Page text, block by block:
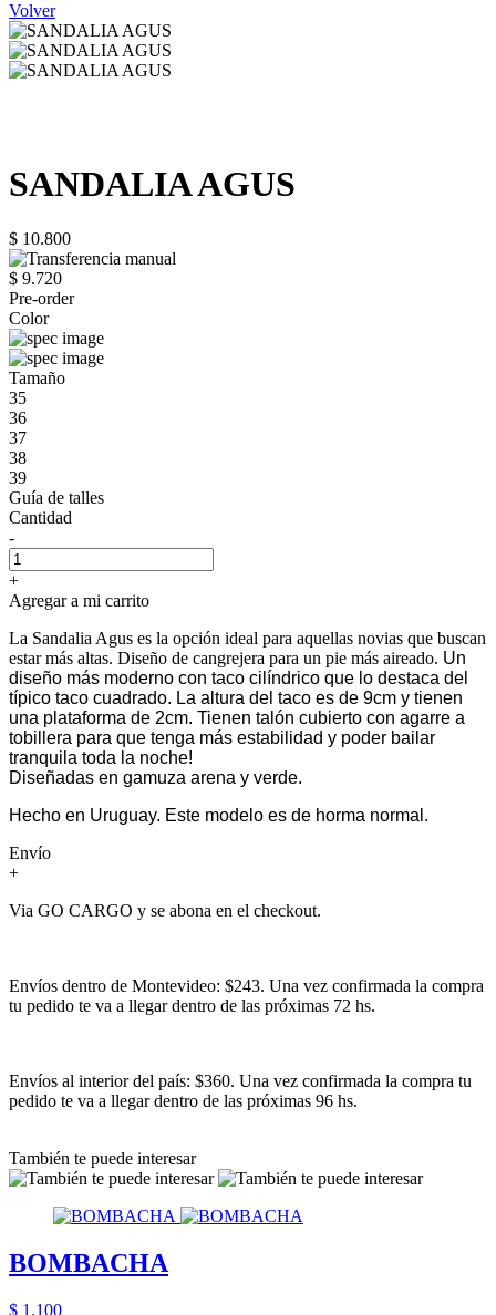
Volver
SANDALIA AGUS
$ 10.800
$ 9.720
Pre-order
Color
Tamaño
35
36
37
38
39
Guía de talles
Cantidad
-
+
Agregar a mi carrito
La Sandalia Agus es la opción ideal para aquellas novias que buscan
estar más altas. Diseño de cangrejera para un pie más aireado. Un
diseño más moderno con taco cilíndrico que lo destaca del
típico taco cuadrado. La altura del taco es de 9cm y tienen
una plataforma de 2cm. Tienen talón cubierto con agarre a
tobillera para que tenga más estabilidad y poder bailar
tranquila toda la noche!
Diseñadas en gamuza arena y verde.
Hecho en Uruguay. Este modelo es de horma normal.
Envío
+
Via GO CARGO y se abona en el checkout.
Envíos dentro de Montevideo: $243. Una vez confirmada la compra
tu pedido te va a llegar dentro de las próximas 72 hs.
Envíos al interior del país: $360. Una vez confirmada la compra tu
pedido te va a llegar dentro de las próximas 96 hs.
También te puede interesar
BOMBACHA
$ 1.100